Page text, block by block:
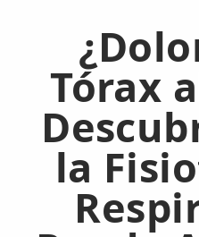
🤔 Preguntas Frecuentes
🔍 Buscador
🇬🇧 English
GENERAL
👩‍⚕️ Fisioterapeutas
🔍 Especialidades
Ubicación de
Preguntas
Tórax
la